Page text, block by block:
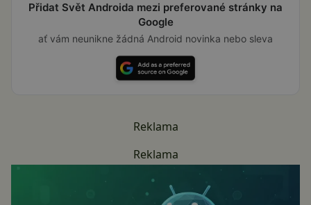
Přidat Svět Androida mezi preferované stránky na
Google
ať vám neunikne žádná Android novinka nebo sleva
Reklama
Reklama